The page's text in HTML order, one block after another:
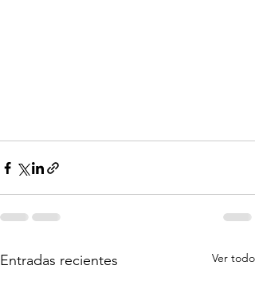
Entradas recientes Ver todo